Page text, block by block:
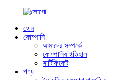
হোম
কোম্পানি
আমাদের সম্পর্কে
কোম্পানির ইতিহাস
সার্টিফিকেট
পণ্য